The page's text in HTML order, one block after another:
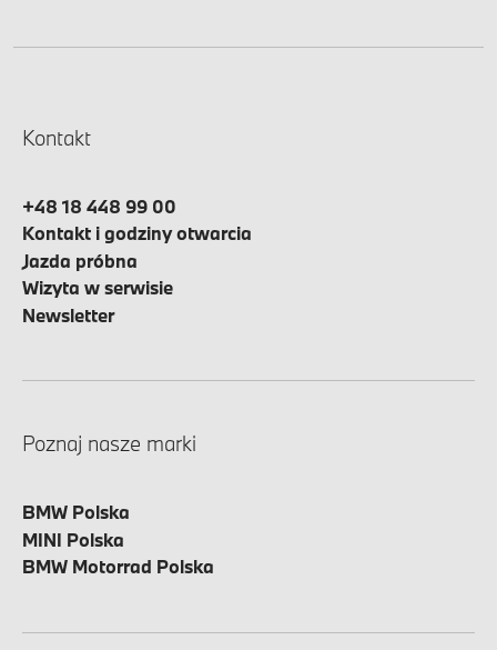
Kontakt
+48 18 448 99 00
Kontakt i godziny otwarcia
Jazda próbna
Wizyta w serwisie
Newsletter
Poznaj nasze marki
BMW Polska
MINI Polska
BMW Motorrad Polska